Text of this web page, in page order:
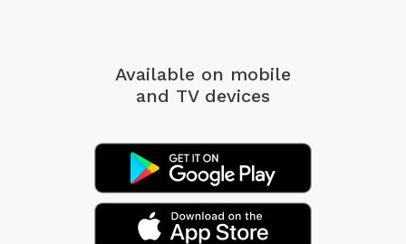
Available on mobile
and TV devices